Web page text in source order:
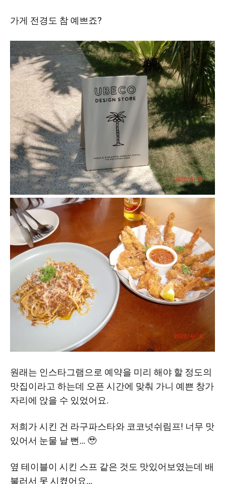
가게 전경도 참 예쁘죠?
원래는 인스타그램으로 예약을 미리 해야 할 정도의
맛집이라고 하는데 오픈 시간에 맞춰 가니 예쁜 창가
자리에 앉을 수 있었어요.
저희가 시킨 건 라구파스타와 코코넛쉬림프! 너무 맛
있어서 눈물 날 뻔… 🥹
옆 테이블이 시킨 스프 같은 것도 맛있어보였는데 배
불러서 못 시켰어요…